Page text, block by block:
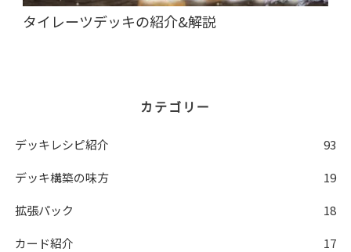
タイレーツデッキの紹介&解説
カテゴリー
デッキレシピ紹介
93
デッキ構築の味方
19
拡張パック
18
カード紹介
17